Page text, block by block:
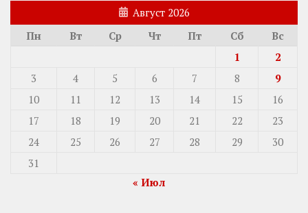
Август 2026
Пн
Вт Ср Чт Пт Сб
Вс
1
2
3
4 5 6 7 8
9
10
11 12 13 14 15
16
17
18 19 20 21 22
23
24
25 26 27 28 29
30
31
« Июл